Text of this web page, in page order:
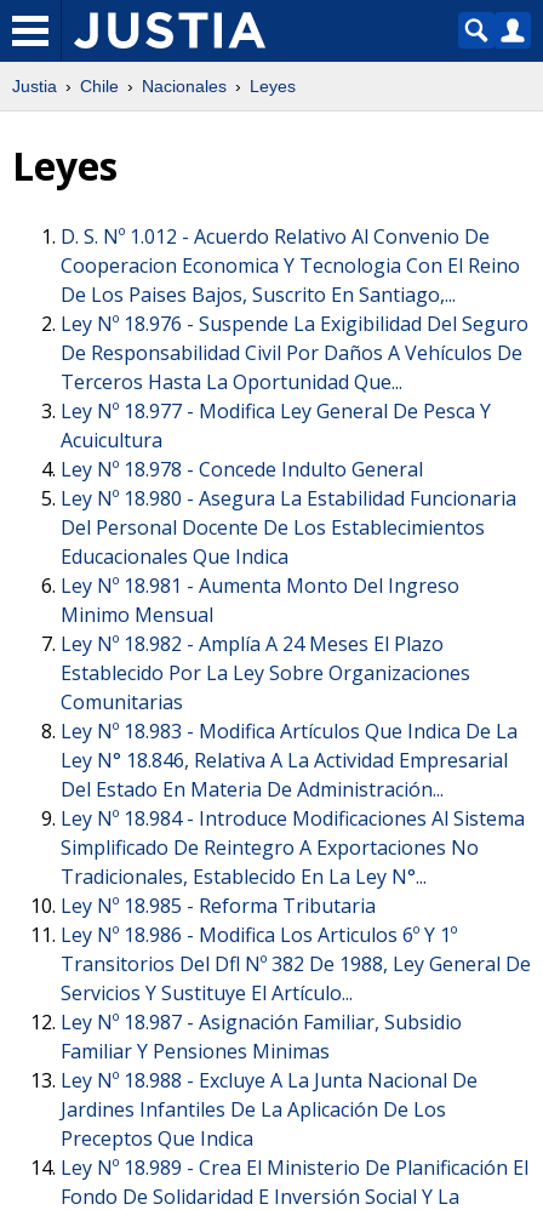
Justia Chile Nacionales Leyes
Leyes
D. S. Nº 1.012 - Acuerdo Relativo Al Convenio De
Cooperacion Economica Y Tecnologia Con El Reino
De Los Paises Bajos, Suscrito En Santiago,...
Ley Nº 18.976 - Suspende La Exigibilidad Del Seguro
De Responsabilidad Civil Por Daños A Vehículos De
Terceros Hasta La Oportunidad Que...
Ley Nº 18.977 - Modifica Ley General De Pesca Y
Acuicultura
Ley Nº 18.978 - Concede Indulto General
Ley Nº 18.980 - Asegura La Estabilidad Funcionaria
Del Personal Docente De Los Establecimientos
Educacionales Que Indica
Ley Nº 18.981 - Aumenta Monto Del Ingreso
Minimo Mensual
Ley Nº 18.982 - Amplía A 24 Meses El Plazo
Establecido Por La Ley Sobre Organizaciones
Comunitarias
Ley Nº 18.983 - Modifica Artículos Que Indica De La
Ley N° 18.846, Relativa A La Actividad Empresarial
Del Estado En Materia De Administración...
Ley Nº 18.984 - Introduce Modificaciones Al Sistema
Simplificado De Reintegro A Exportaciones No
Tradicionales, Establecido En La Ley N°...
Ley Nº 18.985 - Reforma Tributaria
Ley Nº 18.986 - Modifica Los Articulos 6º Y 1º
Transitorios Del Dfl Nº 382 De 1988, Ley General De
Servicios Y Sustituye El Artículo...
Ley Nº 18.987 - Asignación Familiar, Subsidio
Familiar Y Pensiones Minimas
Ley Nº 18.988 - Excluye A La Junta Nacional De
Jardines Infantiles De La Aplicación De Los
Preceptos Que Indica
Ley Nº 18.989 - Crea El Ministerio De Planificación El
Fondo De Solidaridad E Inversión Social Y La